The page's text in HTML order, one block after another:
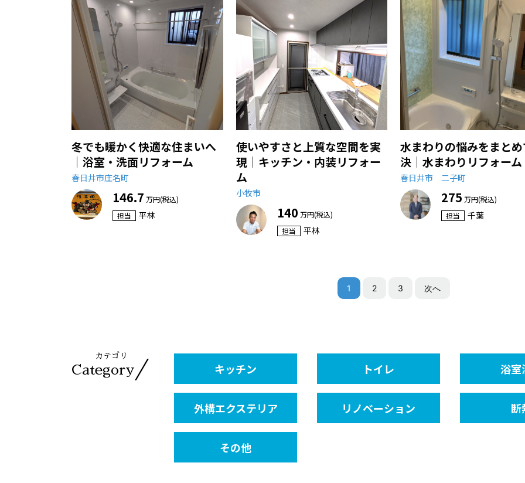
冬でも暖かく快適な住まいへ
｜浴室・洗面リフォーム
春日井市庄名町
146.7 万円(税込)
担当
平林
使いやすさと上質な空間を実
現｜キッチン・内装リフォー
ム
小牧市
140 万円(税込)
担当
平林
水まわりの悩みをまと
決｜水まわりリフォーム
春日井市 二子町
275 万円(税込)
担当
千葉
1 2 3 次へ
カテゴリ
Category／ キッチン トイレ 浴室
外構エクステリア リノベーション 断
その他